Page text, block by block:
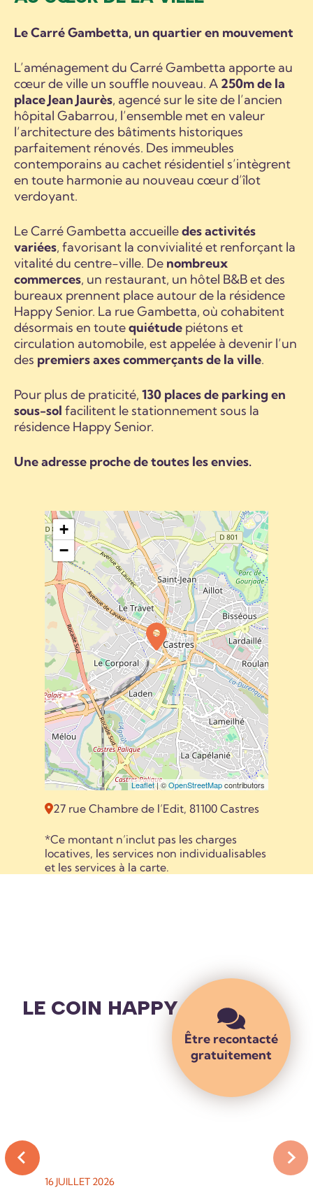
Être recontacté
gratuitement
Le Carré Gambetta, un quartier en mouvement
L’aménagement du Carré Gambetta apporte au
cœur de ville un souffle nouveau. A 250m de la
place Jean Jaurès, agencé sur le site de l’ancien
hôpital Gabarrou, l’ensemble met en valeur
l’architecture des bâtiments historiques
parfaitement rénovés. Des immeubles
contemporains au cachet résidentiel s’intègrent
en toute harmonie au nouveau cœur d’îlot
verdoyant.
Le Carré Gambetta accueilledes activités
variées, favorisant la convivialité et renforçant la
vitalité du centre-ville. De nombreux
commerces, un restaurant, un hôtel B&B et des
bureaux prennent place autour de la résidence
Happy Senior. La rue Gambetta, où cohabitent
désormais en toutequiétude piétons et
circulation automobile, est appelée à devenir l’un
des premiers axes commerçants de la ville.
Pour plus de praticité,130 places de parking en
sous-sol facilitent le stationnement sous la
résidence Happy Senior.
Une adresse proche de toutes les envies.
+
−
Leaflet| ©OpenStreetMapcontributors
27 rue Chambre de l’Edit, 81100 Castres
*Ce montant n’inclut pas les charges
locatives, les services non individualisables
et les services à la carte.
LE COIN HAPPY
16 JUILLET 2026